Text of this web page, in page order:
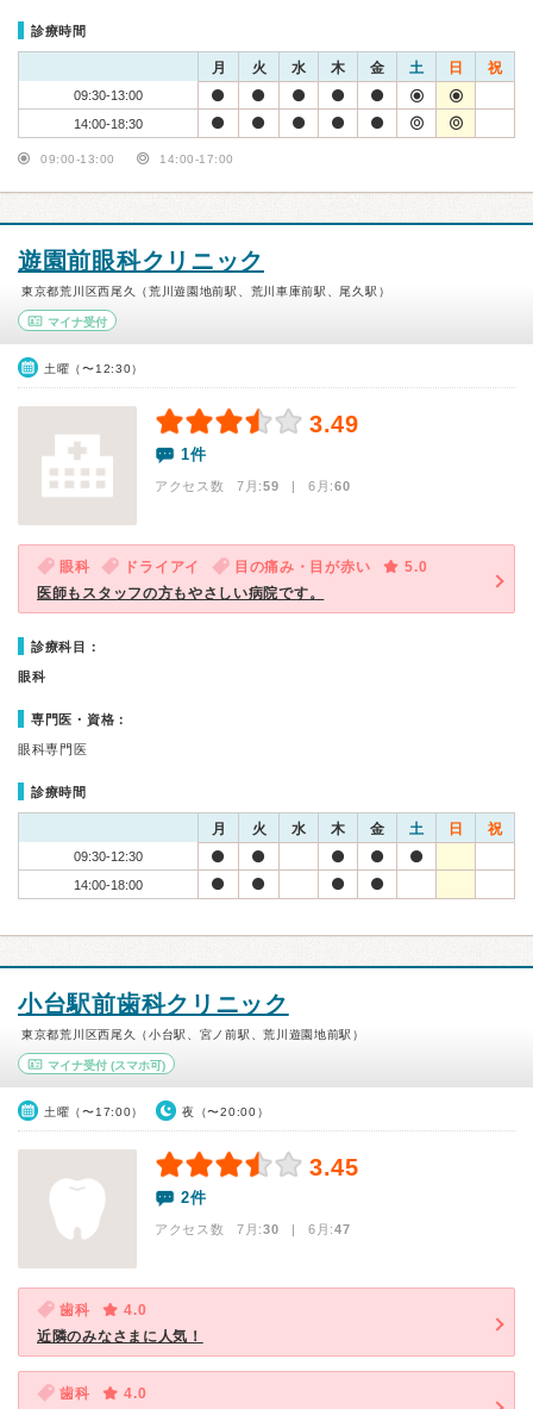
診療時間
月 火 水 木 金 土 日 祝
09:30-13:00
14:00-18:30
09:00-13:00 14:00-17:00
遊園前眼科クリニック
東京都荒川区西尾久（荒川遊園地前駅、荒川車庫前駅、尾久駅）
マイナ受付
土曜（〜12:30）
3.49
1件
アクセス数 7月:59 | 6月:60
眼科 ドライアイ 目の痛み・目が赤い
5.0
医師もスタッフの方もやさしい病院です。
診療科目：
眼科
専門医・資格：
眼科専門医
診療時間
月 火 水 木 金 土 日 祝
09:30-12:30
14:00-18:00
小台駅前歯科クリニック
東京都荒川区西尾久（小台駅、宮ノ前駅、荒川遊園地前駅）
マイナ受付 (スマホ可)
土曜（〜17:00） 夜（〜20:00）
3.45
2件
アクセス数 7月:30 | 6月:47
歯科
4.0
近隣のみなさまに人気！
歯科
4.0